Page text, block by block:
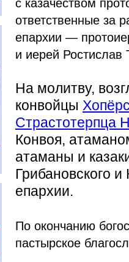
с казачеством
ответственные за
епархии —
и иерей Ростислав
На молитву,
конвойцы
Страстотерпца
Конвоя,
атаманы и
Грибановского
епархии.
По окончанию
пастырское